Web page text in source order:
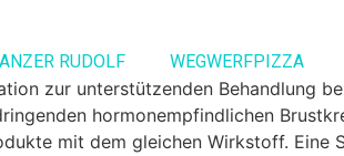
RUDOLF WEGWERFPIZZA
zur unterstützenden Behandlung
hormonempfindlichen
mit dem gleichen Wirkstoff. Eine